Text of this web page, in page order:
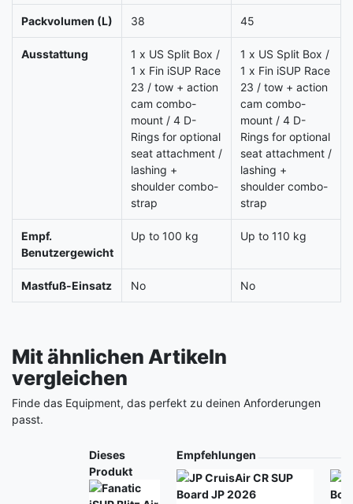
Packvolumen (L) 38 45
Ausstattung
1 x US Split Box /
1 x Fin iSUP Race
23 / tow + action
cam combo-
mount / 4 D-
Rings for optional
seat attachment /
lashing +
shoulder combo-
strap
1 x US Split Box /
1 x Fin iSUP Race
23 / tow + action
cam combo-
mount / 4 D-
Rings for optional
seat attachment /
lashing +
shoulder combo-
strap
Empf.
Benutzergewicht
Up to 100 kg Up to 110 kg
Mastfuß-Einsatz No No
Mit ähnlichen Artikeln
vergleichen
Finde das Equipment, das perfekt zu deinen Anforderungen
passt.
Dieses
Produkt
Empfehlungen